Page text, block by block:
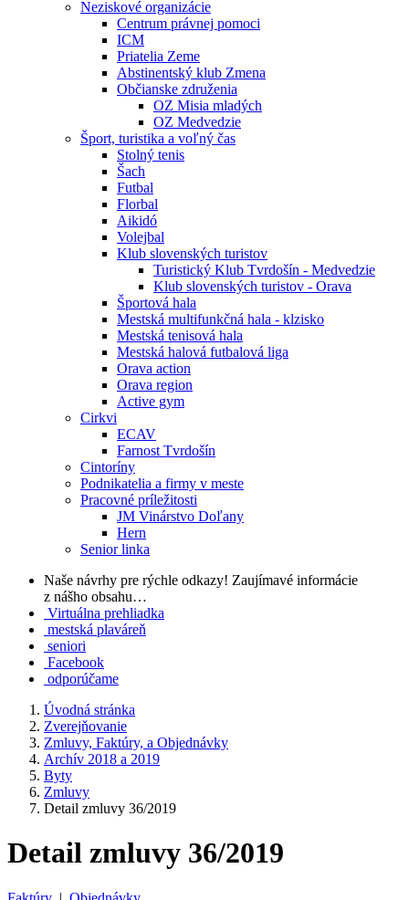
Neziskové organizácie
Centrum právnej pomoci
ICM
Priatelia Zeme
Abstinentský klub Zmena
Občianske združenia
OZ Misia mladých
OZ Medvedzie
Šport, turistika a voľný čas
Stolný tenis
Šach
Futbal
Florbal
Aikidó
Volejbal
Klub slovenských turistov
Turistický Klub Tvrdošín - Medvedzie
Klub slovenských turistov - Orava
Športová hala
Mestská multifunkčná hala - klzisko
Mestská tenisová hala
Mestská halová futbalová liga
Orava action
Orava region
Active gym
Cirkvi
ECAV
Farnost Tvrdošín
Cintoríny
Podnikatelia a firmy v meste
Pracovné príležitosti
JM Vinárstvo Doľany
Hern
Senior linka
Naše návrhy pre rýchle odkazy! Zaujímavé informácie
z nášho obsahu…
Virtuálna prehliadka
mestská plaváreň
seniori
Facebook
odporúčame
Úvodná stránka
Zverejňovanie
Zmluvy, Faktúry, a Objednávky
Archív 2018 a 2019
Byty
Zmluvy
Detail zmluvy 36/2019
Detail zmluvy 36/2019